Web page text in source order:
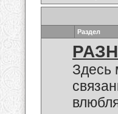
Раздел
Здесь